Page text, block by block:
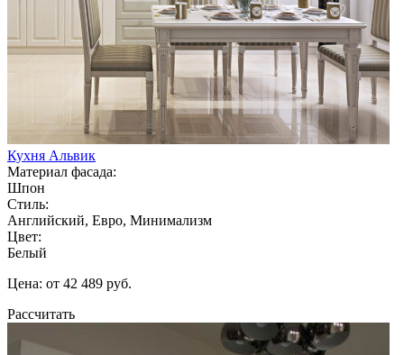
Кухня Альвик
Материал фасада:
Шпон
Стиль:
Английский, Евро, Минимализм
Цвет:
Белый
Цена: от 42 489 руб.
Рассчитать